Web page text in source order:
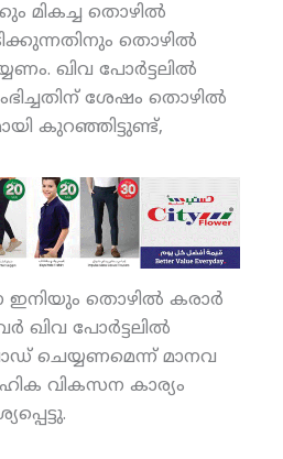
മികച്ച തൊഴില്‍
തൊഴില്‍
ഖിവ പോര്‍ട്ടലില്‍
ശേഷം തൊഴില്‍
കുറഞ്ഞിട്ടുണ്ട്,
തൊഴില്‍ കരാര്‍
ഖിവ പോര്‍ട്ടലില്‍
ചെയ്യണമെന്ന് മാനവ
വികസന കാര്യം